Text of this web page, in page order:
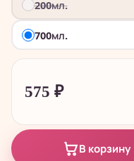
200мл.
700мл.
575 ₽
В корзину